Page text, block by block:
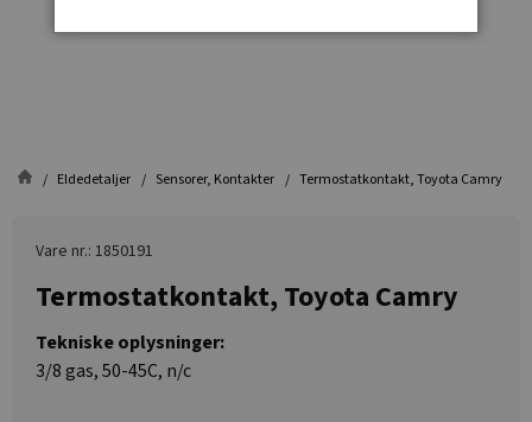
Eldedetaljer Sensorer, Kontakter Termostatkontakt, Toyota Camry
Vare nr.: 1850191
Termostatkontakt, Toyota Camry
Tekniske oplysninger:
3/8 gas, 50-45C, n/c